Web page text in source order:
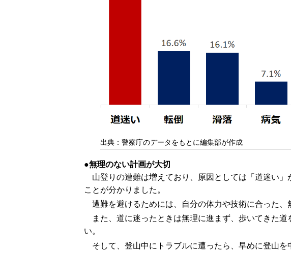
出典：警察庁のデータをもとに編集部が作成
無理のない計画が大切
山登りの遭難は増えており、原因としては「道迷い
ことが分かりました。
遭難を避けるためには、自分の体力や技術に合った、
また、道に迷ったときは無理に進まず、歩いてきた
い。
そして、登山中にトラブルに遭ったら、早めに登山を